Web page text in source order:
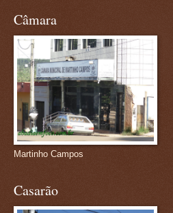
Câmara
Martinho Campos
Casarão